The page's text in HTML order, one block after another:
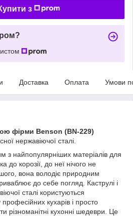
з
Доставка Оплата Умови
фірми Benson (BN-229)
нержавіючої сталі.
з найпопулярніших матеріалів для
до корозії, до неї нічого не
вона володіє природним
до себе погляд. Каструлі і
сталі користуються
кухарів і просто
різноманітні кухонні шедеври. Це